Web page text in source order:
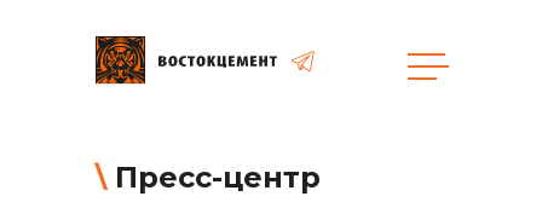
Пресс-центр